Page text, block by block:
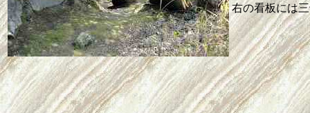
右の看板には